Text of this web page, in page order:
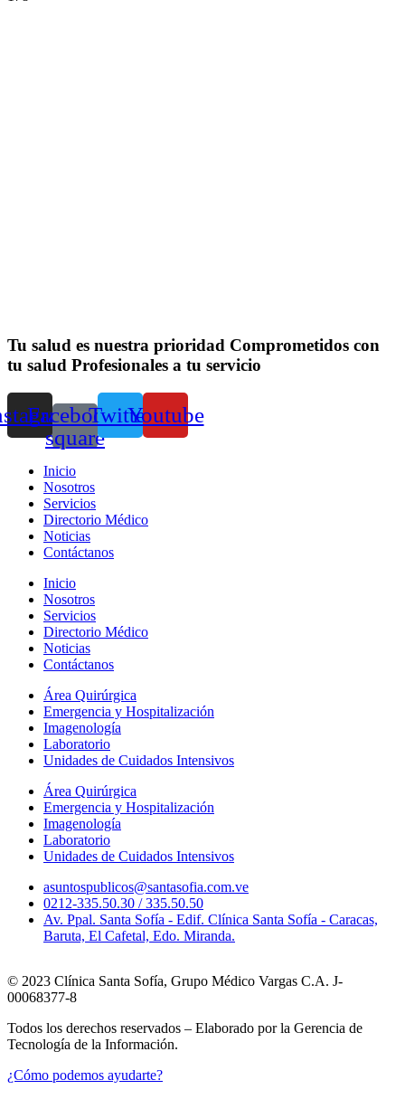
Tu salud es nuestra prioridad Comprometidos con
tu salud Profesionales a tu servicio
Facebook-
square
TwitterYoutube
Inicio
Nosotros
Servicios
Directorio Médico
Noticias
Contáctanos
Inicio
Nosotros
Servicios
Directorio Médico
Noticias
Contáctanos
Área Quirúrgica
Emergencia y Hospitalización
Imagenología
Laboratorio
Unidades de Cuidados Intensivos
Área Quirúrgica
Emergencia y Hospitalización
Imagenología
Laboratorio
Unidades de Cuidados Intensivos
asuntospublicos@santasofia.com.ve
0212-335.50.30 / 335.50.50
Av. Ppal. Santa Sofía - Edif. Clínica Santa Sofía - Caracas,
Baruta, El Cafetal, Edo. Miranda.
© 2023 Clínica Santa Sofía, Grupo Médico Vargas C.A. J-
00068377-8
Todos los derechos reservados – Elaborado por la Gerencia de
Tecnología de la Información.
¿Cómo podemos ayudarte?